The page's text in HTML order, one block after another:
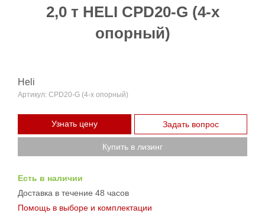
2,0 т HELI CPD20-G (4-х
опорный)
Heli
Артикул: CPD20-G (4-х опорный)
Узнать цену Задать вопрос
Купить в лизинг
Есть в наличии
Доставка в течение 48 часов
Помощь в выборе и комплектации